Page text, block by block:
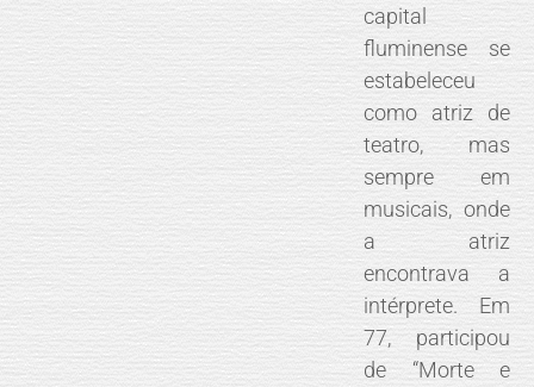
capital
fluminense se
estabeleceu
como atriz de
teatro, mas
sempre em
musicais, onde
a atriz
encontrava a
intérprete. Em
77, participou
de “Morte e